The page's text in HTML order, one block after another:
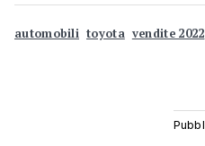
automobili toyota vendite 2022